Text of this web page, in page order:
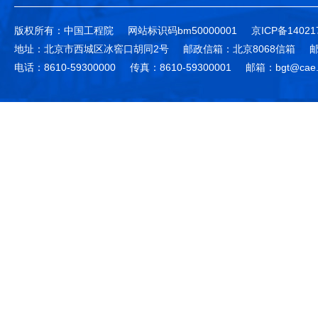
版权所有：中国工程院 网站标识码bm50000001
京ICP备
地址：北京市西城区冰窖口胡同2号
邮政信箱：北京8068信箱
电话：8610-59300000
传真：8610-59300001 邮箱：